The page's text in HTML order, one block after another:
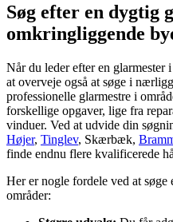
Søg efter en dygtig
omkringliggende
Når du leder efter en glarmester
at overveje også at søge i
professionelle glarmestre i
forskellige opgaver, lige fra
vinduer. Ved at udvide din
Højer, Tinglev, Skærbæk,
finde endnu flere kvalificerede
Her er nogle fordele ved at
områder: